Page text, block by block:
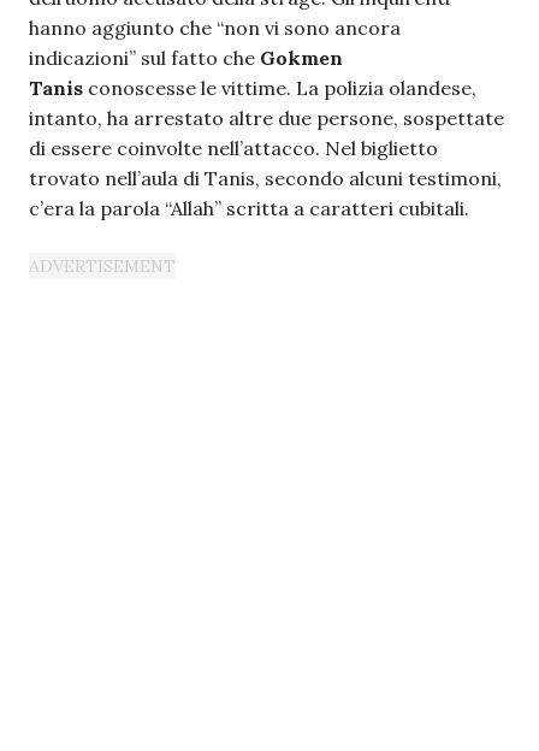
hanno aggiunto che “non vi sono ancora
indicazioni” sul fatto che Gokmen
Tanis conoscesse le vittime. La polizia olandese,
intanto, ha arrestato altre due persone, sospettate
di essere coinvolte nell’attacco. Nel biglietto
trovato nell’aula di Tanis, secondo alcuni testimoni,
c’era la parola “Allah” scritta a caratteri cubitali.